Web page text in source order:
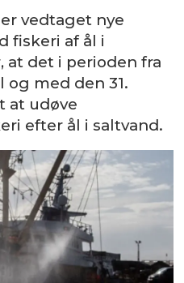
vedtaget nye
fiskeri af ål i
at det i perioden fra
og med den 31.
at udøve
efter ål i saltvand.